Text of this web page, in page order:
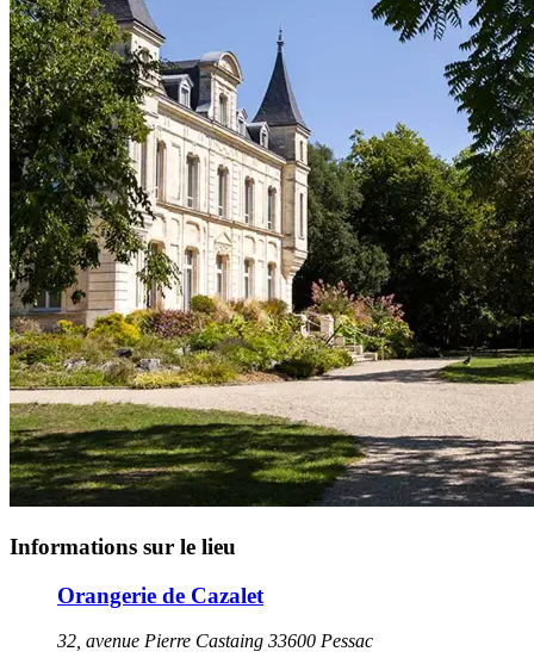
Informations sur le lieu
Orangerie de Cazalet
32, avenue Pierre Castaing 33600 Pessac